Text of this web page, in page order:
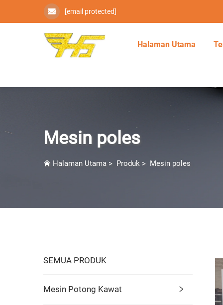
[email protected]
Halaman Utama
Mesin poles
Halaman Utama > Produk > Mesin poles
SEMUA PRODUK
Mesin Potong Kawat